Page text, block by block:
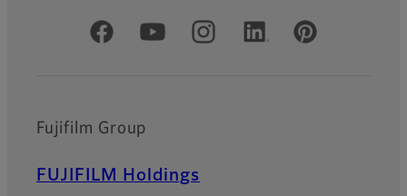
Oficjalne profile społecznościowe
Fujifilm Group
FUJIFILM Holdings